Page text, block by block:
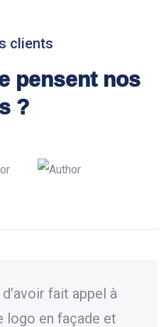
clients
pensent nos
?
fait appel à
logo en façade et